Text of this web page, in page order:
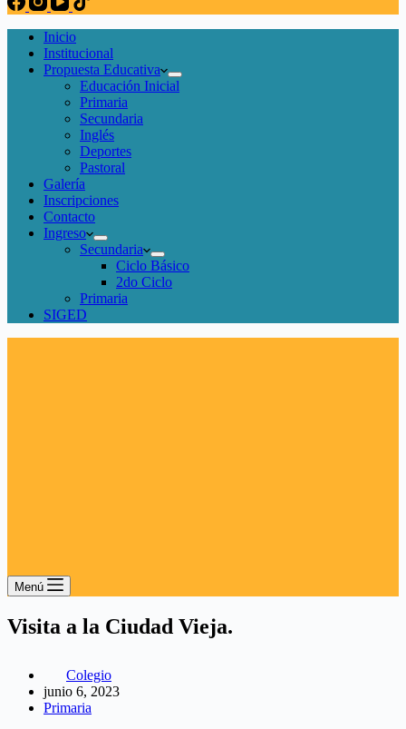
Inicio
Institucional
Propuesta Educativa
Educación Inicial
Primaria
Secundaria
Inglés
Deportes
Pastoral
Galería
Inscripciones
Contacto
Ingreso
Secundaria
Ciclo Básico
2do Ciclo
Primaria
SIGED
Menú
Visita a la Ciudad Vieja.
Colegio
junio 6, 2023
Primaria